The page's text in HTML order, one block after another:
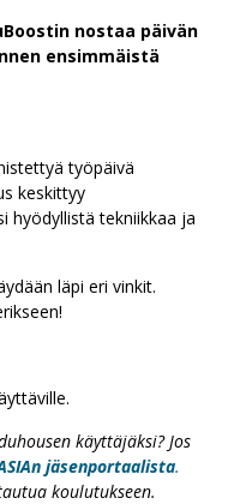
nostaa päivän
ensimmäistä
työpäivä
keskittyy
hyödyllistä tekniikkaa ja
läpi eri vinkit.
käyttäjäksi? Jos
jäsenportaalista.
koulutukseen.